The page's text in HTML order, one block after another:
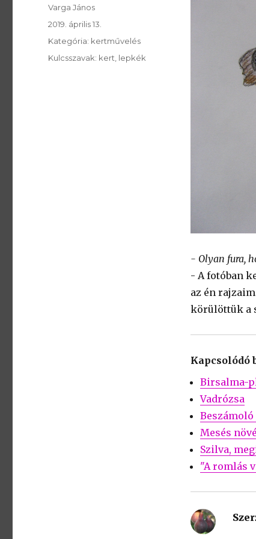
- Olyan fura,
- A fotóban
az én
körülöttük a
Kapcsolódó
Birsalma-
Vadrózsa
Mesés
Szilva,
"A romlás
SzerzÅ
Varga János
Közzétéve:
2019. április 13.
Kategória: Kategória:
kertművelés
Kulcsszavak: Kulcsszavak:
kert lepkék